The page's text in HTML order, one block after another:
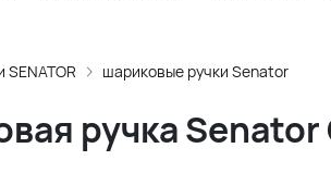
SENATOR шариковые ручки Senator
ручка